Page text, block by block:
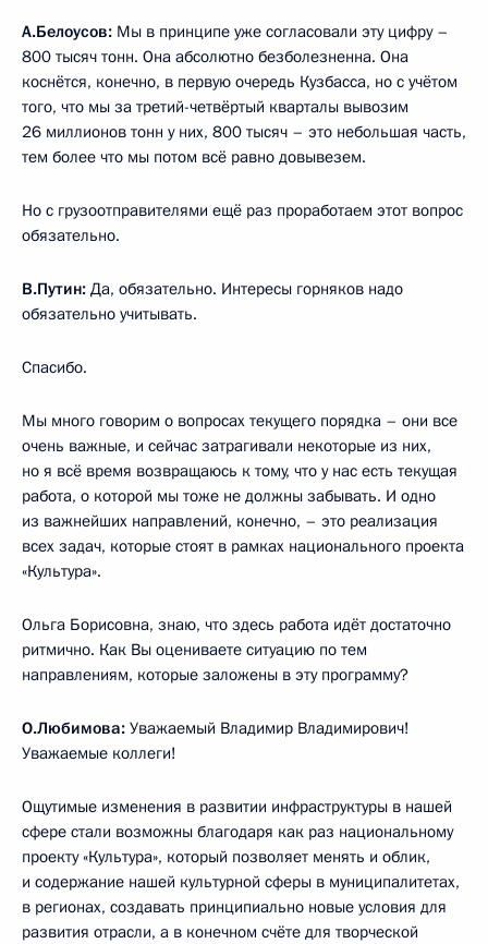
А.Белоусов: Мы в принципе уже согласовали эту цифру –
800 тысяч тонн. Она абсолютно безболезненна. Она
коснётся, конечно, в первую очередь Кузбасса, но с учётом
того, что мы за третий-четвёртый кварталы вывозим
26 миллионов тонн у них, 800 тысяч – это небольшая часть,
тем более что мы потом всё равно довывезем.
Но с грузоотправителями ещё раз проработаем этот вопрос
обязательно.
В.Путин: Да, обязательно. Интересы горняков надо
обязательно учитывать.
Спасибо.
Мы много говорим о вопросах текущего порядка – они все
очень важные, и сейчас затрагивали некоторые из них,
но я всё время возвращаюсь к тому, что у нас есть текущая
работа, о которой мы тоже не должны забывать. И одно
из важнейших направлений, конечно, – это реализация
всех задач, которые стоят в рамках национального проекта
«Культура».
Ольга Борисовна, знаю, что здесь работа идёт достаточно
ритмично. Как Вы оцениваете ситуацию по тем
направлениям, которые заложены в эту программу?
О.Любимова: Уважаемый Владимир Владимирович!
Уважаемые коллеги!
Ощутимые изменения в развитии инфраструктуры в нашей
сфере стали возможны благодаря как раз национальному
проекту «Культура», который позволяет менять и облик,
и содержание нашей культурной сферы в муниципалитетах,
в регионах, создавать принципиально новые условия для
развития отрасли, а в конечном счёте для творческой